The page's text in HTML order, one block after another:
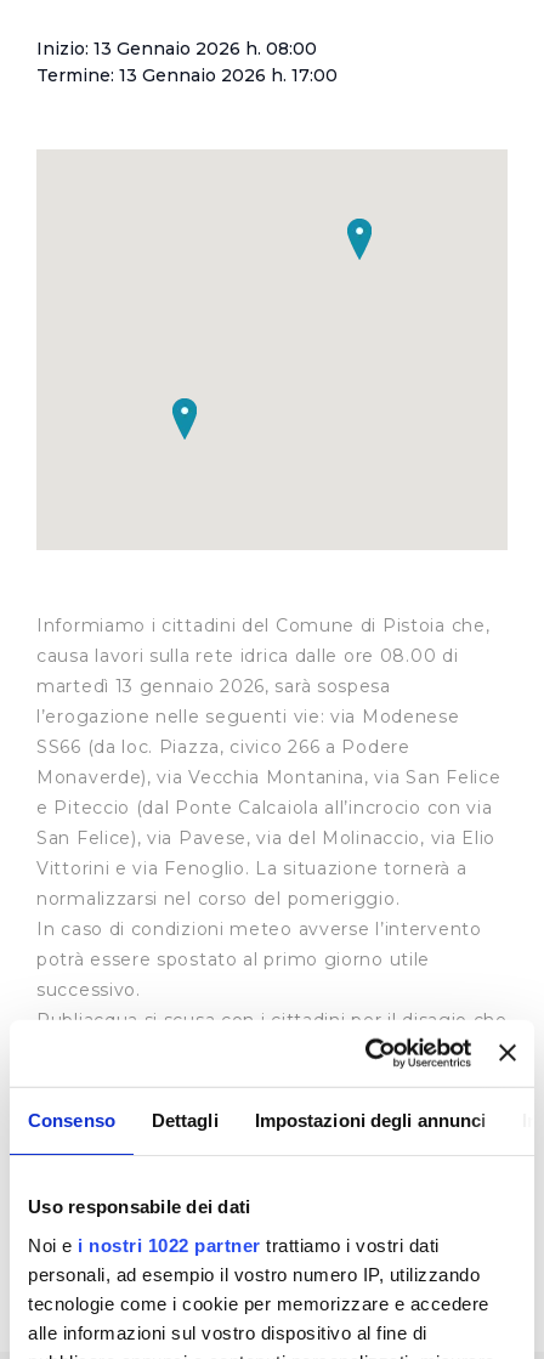
Consenso Dettagli Impostazioni degli annunci
Uso responsabile dei dati
Noi e i nostri 1022 partner trattiamo i vostri dati
personali, ad esempio il vostro numero IP, utilizzando
tecnologie come i cookie per memorizzare e accedere
alle informazioni sul vostro dispositivo al fine di
Inizio: 13 Gennaio 2026 h. 08:00
Termine: 13 Gennaio 2026 h. 17:00
Informiamo i cittadini del Comune di Pistoia che,
causa lavori sulla rete idrica dalle ore 08.00 di
martedì 13 gennaio 2026, sarà sospesa
l’erogazione nelle seguenti vie: via Modenese
SS66 (da loc. Piazza, civico 266 a Podere
Monaverde), via Vecchia Montanina, via San Felice
e Piteccio (dal Ponte Calcaiola all’incrocio con via
San Felice), via Pavese, via del Molinaccio, via Elio
Vittorini e via Fenoglio. La situazione tornerà a
normalizzarsi nel corso del pomeriggio.
In caso di condizioni meteo avverse l’intervento
potrà essere spostato al primo giorno utile
successivo.
Publiacqua si scusa con i cittadini per il disagio che